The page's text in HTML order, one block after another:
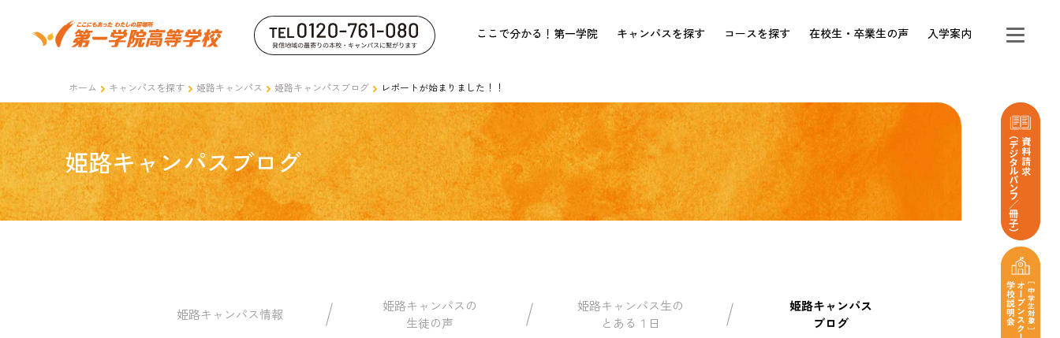
ここで分かる！第一学院 キャンパスを探す コースを探す 在校生・卒業生の声 入学案内
ホーム キャンパスを探す 姫路キャンパス 姫路キャンパスブログ レポートが始まりました！！
姫路キャンパスブログ
姫路キャンパス情報
姫路キャンパスの
生徒の声
姫路キャンパス生の
とある１日
姫路キャンパス
ブログ